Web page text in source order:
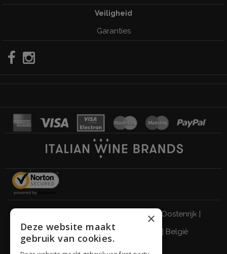
Veiligheid
Garanties
Verenigd Koninkrijk Oostenrijk |
Zwitserland|Nederland | België
×
Deze website maakt
gebruik van cookies.